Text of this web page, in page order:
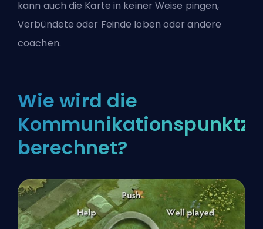
kann auch die Karte in keiner Weise pingen,
Verbündete oder Feinde loben oder andere
coachen.
Wie wird die
berechnet?